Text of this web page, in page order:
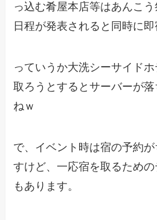
っ込む肴屋本店等はあんこ
日程が発表されると同時に即
っていうか大洗シーサイド
取ろうとするとサーバーが
ねｗ
で、イベント時は宿の予約
すけど、一応宿を取るため
もあります。